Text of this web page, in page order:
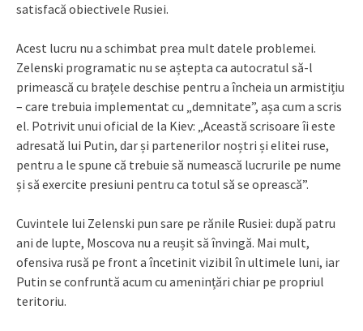
satisfacă obiectivele Rusiei.
Acest lucru nu a schimbat prea mult datele problemei.
Zelenski programatic nu se aștepta ca autocratul să-l
primească cu brațele deschise pentru a încheia un armistițiu
– care trebuia implementat cu „demnitate”, așa cum a scris
el. Potrivit unui oficial de la Kiev: „Această scrisoare îi este
adresată lui Putin, dar și partenerilor noștri și elitei ruse,
pentru a le spune că trebuie să numească lucrurile pe nume
și să exercite presiuni pentru ca totul să se oprească”.
Cuvintele lui Zelenski pun sare pe rănile Rusiei: după patru
ani de lupte, Moscova nu a reușit să învingă. Mai mult,
ofensiva rusă pe front a încetinit vizibil în ultimele luni, iar
Putin se confruntă acum cu amenințări chiar pe propriul
teritoriu.